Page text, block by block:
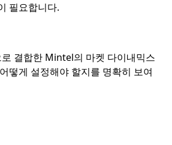
필요합니다.
결합한 Mintel의 마켓 다이내믹스
떻게 설정해야 할지를 명확히 보여